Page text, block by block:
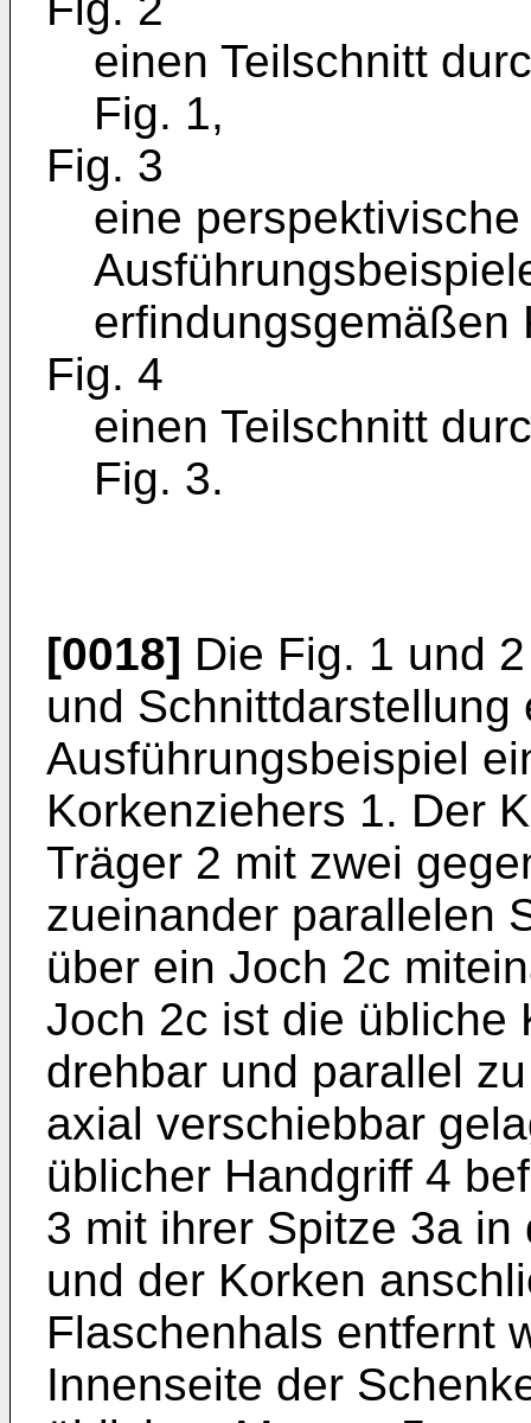
einen Teilschnitt
Fig. 1,
Fig. 3
eine
erfindungsgemäßen
Fig. 4
einen Teilschnitt
Fig. 3.
[0018] Die Fig. 1 und
und Schnittdarstellung
Ausführungsbeispiel
Korkenziehers 1. Der
Träger 2 mit zwei
zueinander parallelen
über ein Joch 2c
Joch 2c ist die übliche
drehbar und parallel
axial verschiebbar
üblicher Handgriff 4
3 mit ihrer Spitze 3a
und der Korken
Flaschenhals entfernt
Innenseite der